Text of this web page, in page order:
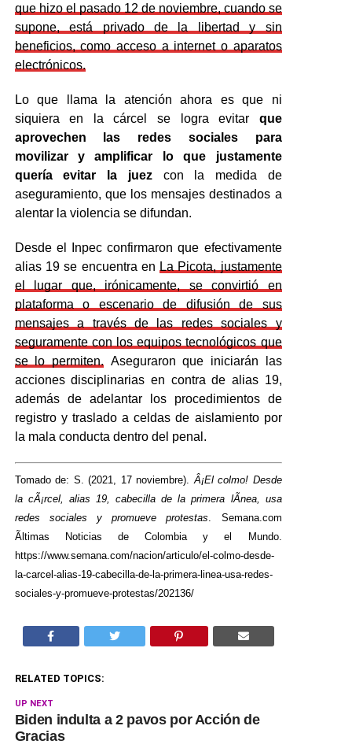
que hizo el pasado 12 de noviembre, cuando se
supone, está privado de la libertad y sin
beneficios, como acceso a internet o aparatos
electrónicos.
Lo que llama la atención ahora es que ni
siquiera en la cárcel se logra evitar que
aprovechen las redes sociales para
movilizar y amplificar lo que justamente
quería evitar la juez con la medida de
aseguramiento, que los mensajes destinados a
alentar la violencia se difundan.
Desde el Inpec confirmaron que efectivamente
alias 19 se encuentra en La Picota, justamente
el lugar que, irónicamente, se convirtió en
plataforma o escenario de difusión de sus
mensajes a través de las redes sociales y
seguramente con los equipos tecnológicos que
se lo permiten. Aseguraron que iniciarán las
acciones disciplinarias en contra de alias 19,
además de adelantar los procedimientos de
registro y traslado a celdas de aislamiento por
la mala conducta dentro del penal.
Tomado de: S. (2021, 17 noviembre). Â¡El colmo! Desde
la cÃ¡rcel, alias 19, cabecilla de la primera lÃ­nea, usa
redes sociales y promueve protestas . Semana.com
Ãltimas Noticias de Colombia y el Mundo.
https://www.semana.com/nacion/articulo/el-colmo-desde-
la-carcel-alias-19-cabecilla-de-la-primera-linea-usa-redes-
sociales-y-promueve-protestas/202136/
RELATED TOPICS:
UP NEXT
Biden indulta a 2 pavos por Acción de
Gracias